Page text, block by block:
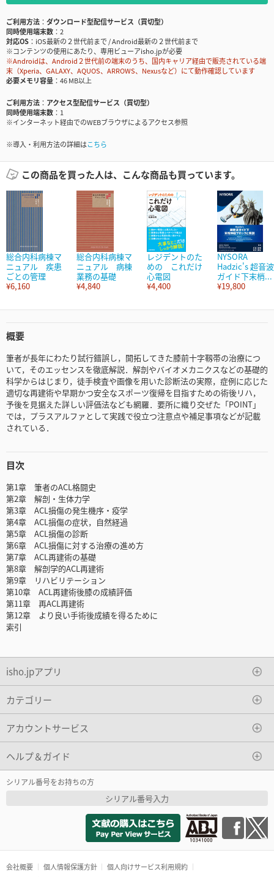
ご利用方法
ダウンロード型配信サービス（買切型）
同時使用端末数
2
対応OS
iOS最新の２世代前まで / Android最新の２世代前まで
※コンテンツの使用にあたり、専用ビューアisho.jpが必要
※Androidは、Android２世代前の端末のうち、国内キャリア経由で販売されている端
末（Xperia、GALAXY、AQUOS、ARROWS、Nexusなど）にて動作確認しています
必要メモリ容量
46 MB以上
ご利用方法
アクセス型配信サービス（買切型）
同時使用端末数
1
※インターネット経由でのWEBブラウザによるアクセス参照
※導入・利用方法の詳細はこちら
この商品を買った人は、こんな商品も買っています。
総合内科病棟マ
ニュアル 疾患
ごとの管理
¥6,160
総合内科病棟マ
ニュアル 病棟
業務の基礎
¥4,840
レジデントのた
めの これだけ
心電図
¥4,400
NYSORA
Hadzic's 超音波
ガイド下末梢...
¥19,800
概要
筆者が長年にわたり試行錯誤し，開拓してきた膝前十字靱帯の治療につ
いて，そのエッセンスを徹底解説．解剖やバイオメカニクスなどの基礎的
科学からはじまり，徒手検査や画像を用いた診断法の実際，症例に応じた
適切な再建術や早期かつ安全なスポーツ復帰を目指すための術後リハ，
予後を見据えた詳しい評価法なども網羅．要所に織り交ぜた「POINT」
では，プラスアルファとして実践で役立つ注意点や補足事項などが記載
されている．
目次
第1章 筆者のACL格闘史
第2章 解剖・生体力学
第3章 ACL損傷の発生機序・疫学
第4章 ACL損傷の症状，自然経過
第5章 ACL損傷の診断
第6章 ACL損傷に対する治療の進め方
第7章 ACL再建術の基礎
第8章 解剖学的ACL再建術
第9章 リハビリテーション
第10章 ACL再建術後膝の成績評価
第11章 再ACL再建術
第12章 より良い手術後成績を得るために
索引
isho.jpアプリ
カテゴリー
アカウントサービス
ヘルプ＆ガイド
シリアル番号をお持ちの方
シリアル番号入力
会社概要 個人情報保護方針
個人向けサービス利用規約